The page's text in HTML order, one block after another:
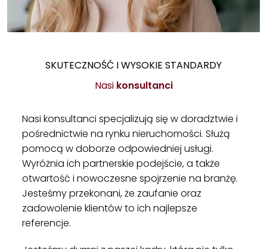
SKUTECZNOŚĆ I WYSOKIE STANDARDY
Nasi konsultanci
Nasi konsultanci specjalizują się w doradztwie i
pośrednictwie na rynku nieruchomości. Służą
pomocą w doborze odpowiedniej usługi.
Wyróżnia ich partnerskie podejście, a także
otwartość i nowoczesne spojrzenie na branżę.
Jesteśmy przekonani, że zaufanie oraz
zadowolenie klientów to ich najlepsze
referencje.